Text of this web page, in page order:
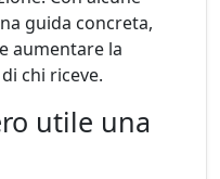
guida concreta,
aumentare la
chi riceve.
utile una